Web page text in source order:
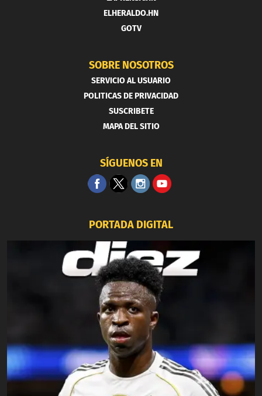
ELHERALDO.HN
GOTV
SOBRE NOSOTROS
SERVICIO AL USUARIO
POLITICAS DE PRIVACIDAD
SUSCRIBETE
MAPA DEL SITIO
SÍGUENOS EN
PORTADA DIGITAL